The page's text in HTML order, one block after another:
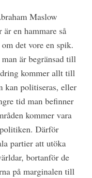
Maslow
en hammare så
det vore en spik.
är begränsad till
kommer allt till
kan politiseras, eller
tid man befinner
kommer vara
Därför
partier att utöka
bortanför de
på marginalen till